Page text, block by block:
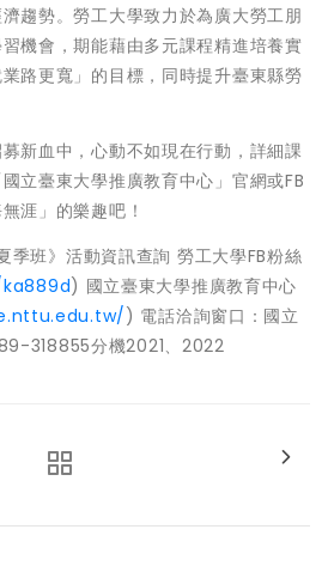
趨勢。勞工大學致力於為廣大勞工朋
機會，期能藉由多元課程精進培養實
路更寬」的目標，同時提升臺東縣勞
新血中，心動不如現在行動，詳細課
立臺東大學推廣教育中心」官網或FB
涯」的樂趣吧！
季班》活動資訊查詢 勞工大學FB粉絲
) 國立臺東大學推廣教育中心
) 電話洽詢窗口：國立
318855分機2021、2022